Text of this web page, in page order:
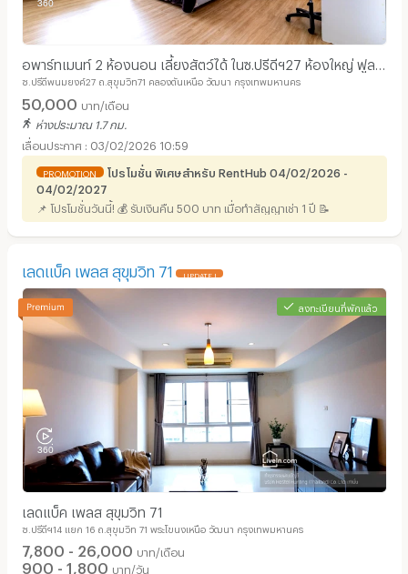
อพาร์ทเมนท์ 2 ห้องนอน เลี้ยงสัตว์ได้ ในซ.ปรีดีฯ27 ห้องใหญ่ ฟูล
เฟอร์นิท เงียบสงบ เข้าออกได้หลายทาง
ซ.ปรีดีพนมยงค์27 ถ.สุขุมวิท71 คลองตันเหนือ วัฒนา กรุงเทพมหานคร
50,000 บาท/เดือน
ห่างประมาณ 1.7 กม.
03/02/2026 10:59
PROMOTION
โปรโมชั่น พิเศษสำหรับ RentHub 04/02/2026 -
04/02/2027
📌 โปรโมชั่นวันนี้! 💰 รับเงินคืน 500 บาท เมื่อทำสัญญาเช่า 1 ปี 📝
เลดแบ็ค เพลส สุขุมวิท 71 UPDATE !
ลงทะเบียนที่พักแล้ว
เลดแบ็ค เพลส สุขุมวิท 71
ซ.ปรีดีฯ14 แยก 16 ถ.สุขุมวิท 71 พระโขนงเหนือ วัฒนา กรุงเทพมหานคร
7,800 - 26,000 บาท/เดือน
900 - 1,800 บาท/วัน